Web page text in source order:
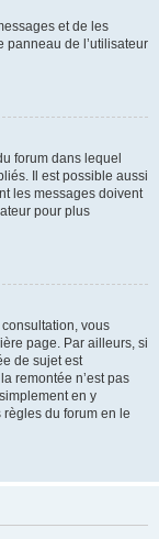
et de les
panneau de l’utilisateur
forum dans lequel
Il est possible aussi
les messages doivent
pour plus
vous
page. Par ailleurs, si
de sujet est
remontée n’est pas
en y
du forum en le